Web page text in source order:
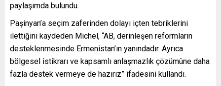
paylaşımda bulundu.
Paşinyan’a seçim zaferinden dolayı içten tebriklerini
ilettiğini kaydeden Michel, “AB, derinleşen reformların
desteklenmesinde Ermenistan’ın yanındadır. Ayrıca
bölgesel istikrarı ve kapsamlı anlaşmazlık çözümüne daha
fazla destek vermeye de hazırız” ifadesini kullandı.